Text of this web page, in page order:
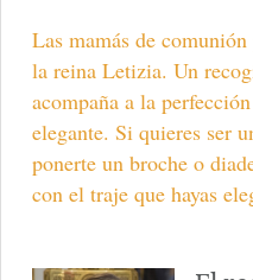
Las mamás de
la reina Letizia. Un
acompaña a la
elegante. Si quieres ser
ponerte un broche o
con el traje que hayas